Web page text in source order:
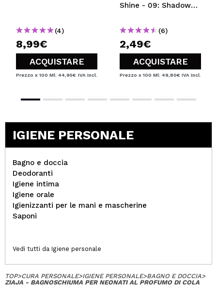
(4)
8,99€
ACQUISTARE
Prezzo x 100 Ml: 44,95€ IVA Incl.
Shine - 09: Shadow
(6)
2,49€
ACQUISTARE
Prezzo x 100 Ml: 49,80€ IVA Incl.
IGIENE PERSONALE
Bagno e doccia
Deodoranti
Igiene intima
Igiene orale
Igienizzanti per le mani e mascherine
Saponi
Vedi tutti da Igiene personale
TOP>CURA PERSONALE>IGIENE PERSONALE>BAGNO E DOCCIA>
ZIAJA - BAGNOSCHIUMA PER NEONATI AL PROFUMO DI COLA